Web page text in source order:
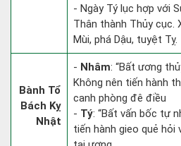
- Ngày Tý lục hợp với
Thân thành Thủy cục.
Mùi, phá Dậu, tuyệt Tỵ.
Bành Tổ
Bách Kỵ
Nhật
- Nhâm: “Bất ương
Không nên tiến hành
canh phòng đê điều
- Tý: “Bất vấn bốc tự
tiến hành gieo quẻ